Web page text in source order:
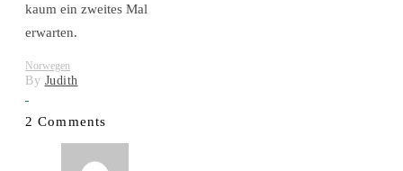
kaum ein zweites Mal
erwarten.
Norwegen
By Judith
2 Comments